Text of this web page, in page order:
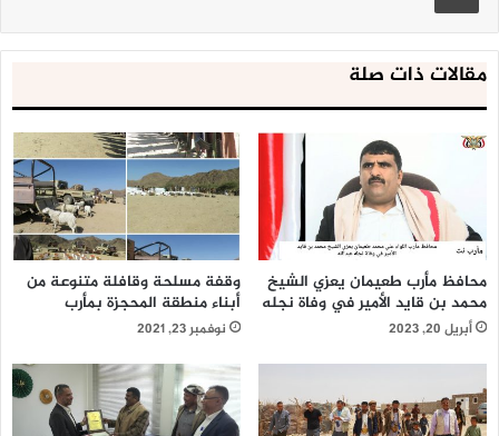
مقالات ذات صلة
محافظ مأرب طعيمان يعزي الشيخ
محمد بن قايد الأمير في وفاة نجله
أبريل 20, 2023
وقفة مسلحة وقافلة متنوعة من
أبناء منطقة المحجزة بمأرب
نوفمبر 23, 2021